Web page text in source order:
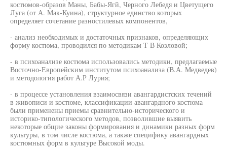
костюмов-образов Маны, Бабы-Ягй, Черного Лебедя и Цветущего
Луга (от А. Мак-Куина), структурное единство которых
определяет сочетание разностилевых компонентов,
- анализ необходимых и достаточных признаков, определяющих
форму костюма, проводился по методикам Т В Козловой;
- в психоанализе костюма использовались методики, предлагаемые
Восточно-Европейским институтом психоанализа (В.А. Медведев)
и методология работ А.Р Лурия;
- в процессе установления взаимосвязи авангардистских течений
в живописи и костюме, классификации авангардного костюма
были применены приемы сравнительно-исторического и
историко-типологического методов, позволившие выявить
некоторые общие законы формирования и динамики разных форм
культуры, в том числе костюма, а также специфику авангардных
костюмных форм в культуре Высокой моды.